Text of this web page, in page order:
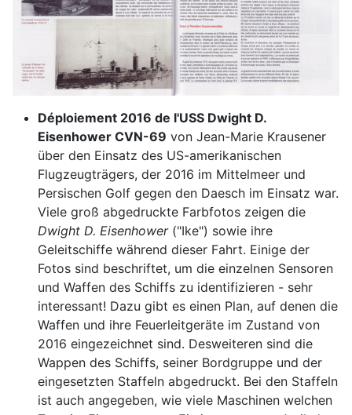
Déploiement 2016 de l'USS Dwight D.
Eisenhower CVN-69 von Jean-Marie Krausener
über den Einsatz des US-amerikanischen
Flugzeugträgers, der 2016 im Mittelmeer und
Persischen Golf gegen den Daesch im Einsatz war.
Viele groß abgedruckte Farbfotos zeigen die
Dwight D. Eisenhower("Ike") sowie ihre
Geleitschiffe während dieser Fahrt. Einige der
Fotos sind beschriftet, um die einzelnen Sensoren
und Waffen des Schiffs zu identifizieren - sehr
interessant! Dazu gibt es einen Plan, auf denen die
Waffen und ihre Feuerleitgeräte im Zustand von
2016 eingezeichnet sind. Desweiteren sind die
Wappen des Schiffs, seiner Bordgruppe und der
eingesetzten Staffeln abgedruckt. Bei den Staffeln
ist auch angegeben, wie viele Maschinen welchen